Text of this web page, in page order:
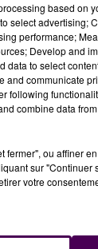
based on
select advertising;
performance;
Develop and
to select
and communicate
following
combine data
fermer", ou affiner
sur
votre